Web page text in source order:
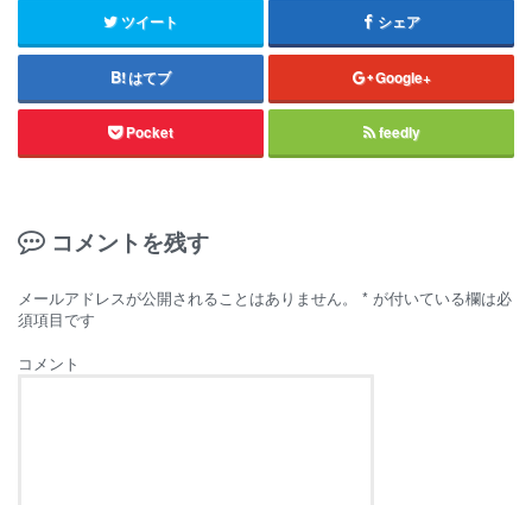
ツイート シェア
はてブ Google+
Pocket feedly
コメントを残す
メールアドレスが公開されることはありません。 *が付いている欄は必
須項目です
コメント